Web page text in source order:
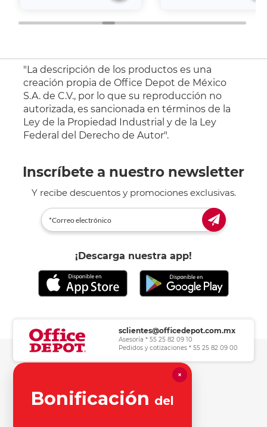
"La descripción de los productos es una
creación propia de Office Depot de México
S.A. de C.V., por lo que su reproducción no
autorizada, es sancionada en términos de la
Ley de la Propiedad Industrial y de la Ley
Federal del Derecho de Autor".
Inscríbete a nuestro newsletter
Y recibe descuentos y promociones exclusivas.
¡Descarga nuestra app!
sclientes@officedepot.com.mx
Asesoría * 55 25 82 09 10
Pedidos y cotizaciones * 55 25 82 09 00
Herramientas de consulta
×
Bonificación del